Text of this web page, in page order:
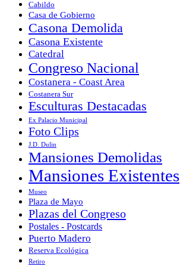
Cabildo
Casa de Gobierno
Casona Demolida
Casona Existente
Catedral
Congreso Nacional
Costanera - Coast Area
Costanera Sur
Esculturas Destacadas
Ex Palacio Municipal
Foto Clips
J.D. Dulin
Mansiones Demolidas
Mansiones Existentes
Museo
Plaza de Mayo
Plazas del Congreso
Postales - Postcards
Puerto Madero
Reserva Ecológica
Retiro